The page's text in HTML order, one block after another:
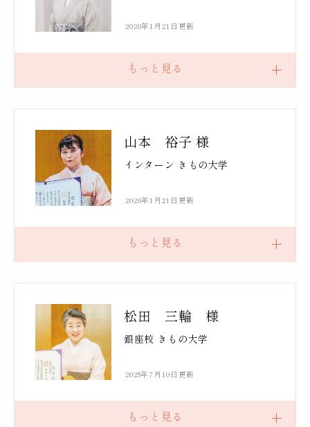
2026年1月21日更新
山本 裕子 様
インターン きもの大学
2026年1月21日更新
松田 三輪 様
銀座校 きもの大学
2025年7月10日更新